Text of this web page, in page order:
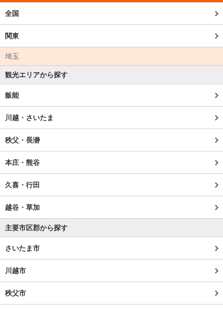
全国
関東
埼玉
観光エリアから探す
飯能
川越・さいたま
秩父・長瀞
本庄・熊谷
久喜・行田
越谷・草加
主要市区郡から探す
さいたま市
川越市
秩父市